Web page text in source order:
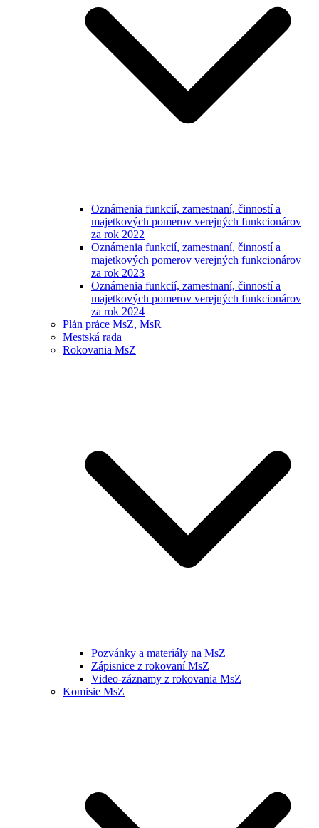
Oznámenia funkcií, zamestnaní, činností a
majetkových pomerov verejných funkcionárov
za rok 2022
Oznámenia funkcií, zamestnaní, činností a
majetkových pomerov verejných funkcionárov
za rok 2023
Oznámenia funkcií, zamestnaní, činností a
majetkových pomerov verejných funkcionárov
za rok 2024
Plán práce MsZ, MsR
Mestská rada
Rokovania MsZ
Pozvánky a materiály na MsZ
Zápisnice z rokovaní MsZ
Video-záznamy z rokovania MsZ
Komisie MsZ